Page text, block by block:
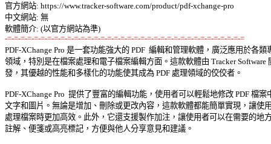
官方網站: https://www.tracker-software.com/product/pdf-xchange-pro
中文網站: 無
-=-=-=-=-=-=-=-=-=-=-=-=-=-=-=-=-=-=-=-=-=-=-=-=-=-=-=-=-=-=-=-=-=-=-=-=
PDF-XChange Pro 是一套功能強大的 PDF  編輯和管理軟體，廣泛應用於各類
領域，特別是在檔案處理和電子檔案編輯方面。這款軟體由 Tracker Software
發，其優越的性能和多樣化的功能使其成為 PDF 處理領域的佼佼者。
PDF-XChange Pro  提供了豐富的編輯功能，使用者可以輕鬆地修改 PDF 檔案
文字和圖片。無論是增加、刪除或更改內容，這款軟體都能簡單實現，讓使
處理檔案時更加高效。此外，它還支援製作加注，讓使用者可以在需要的地
註解、便箋或高亮標記，方便與他人分享意見和建議。